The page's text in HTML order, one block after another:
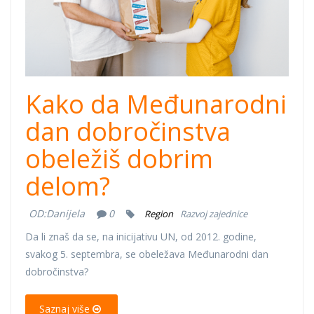
Kako da Međunarodni
dan dobročinstva
obeležiš dobrim
delom?
OD:Danijela 0 Region Razvoj zajednice
Da li znaš da se, na inicijativu UN, od 2012. godine,
svakog 5. septembra, se obeležava Međunarodni dan
dobročinstva?
Saznaj više